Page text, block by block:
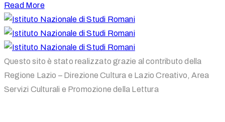
Read More
Questo sito è stato realizzato grazie al contributo della
Regione Lazio – Direzione Cultura e Lazio Creativo, Area
Servizi Culturali e Promozione della Lettura